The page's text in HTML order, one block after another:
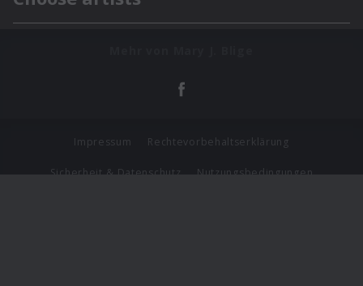
Impressum Rechtevorbehaltserklärung
Sicherheit & Datenschutz Nutzungsbedingungen